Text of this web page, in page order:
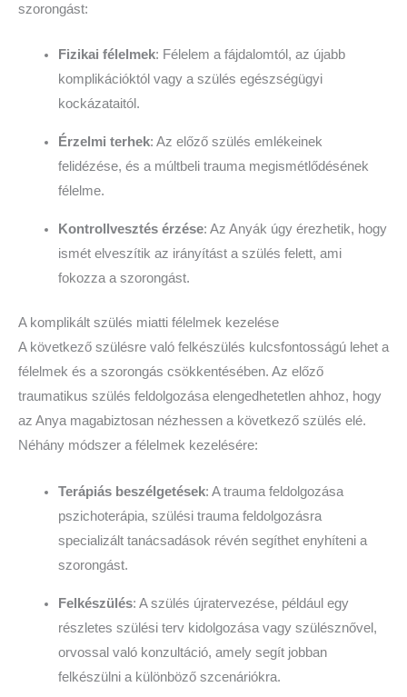
szorongást:
Fizikai félelmek: Félelem a fájdalomtól, az újabb
komplikációktól vagy a szülés egészségügyi
kockázataitól.
Érzelmi terhek: Az előző szülés emlékeinek
felidézése, és a múltbeli trauma megismétlődésének
félelme.
Kontrollvesztés érzése: Az Anyák úgy érezhetik, hogy
ismét elveszítik az irányítást a szülés felett, ami
fokozza a szorongást.
A komplikált szülés miatti félelmek kezelése
A következő szülésre való felkészülés kulcsfontosságú lehet a
félelmek és a szorongás csökkentésében. Az előző
traumatikus szülés feldolgozása elengedhetetlen ahhoz, hogy
az Anya magabiztosan nézhessen a következő szülés elé.
Néhány módszer a félelmek kezelésére:
Terápiás beszélgetések: A trauma feldolgozása
pszichoterápia, szülési trauma feldolgozásra
specializált tanácsadások révén segíthet enyhíteni a
szorongást.
Felkészülés: A szülés újratervezése, például egy
részletes szülési terv kidolgozása vagy szülésznővel,
orvossal való konzultáció, amely segít jobban
felkészülni a különböző szcenáriókra.